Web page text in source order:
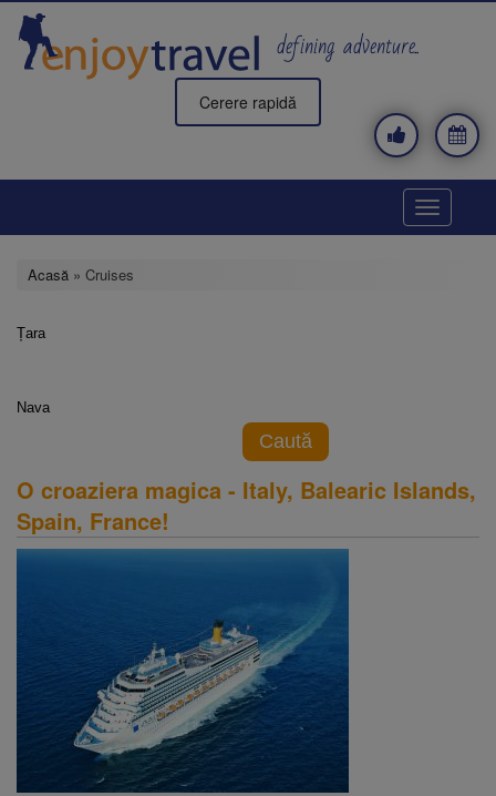
Mergi
conţinutul
principal
defining adventure..
Cerere rapidă
Toggle
Acasă » Cruises
Țara
Nava
Caută
O croaziera magica - Italy, Balearic Islands,
Spain, France!